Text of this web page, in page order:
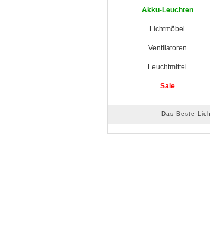
Akku-Leuchten
Lichtmöbel
Ventilatoren
Leuchtmittel
Sale
Das Beste